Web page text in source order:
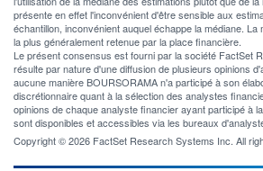
présente en effet l'inconvénient d'être sensible aux
échantillon, inconvénient auquel échappe la médiane.
la plus généralement retenue par la place financière.
Le présent consensus est fourni par la société FactSet
résulte par nature d'une diffusion de plusieurs opinions
aucune manière BOURSORAMA n'a participé à son
discrétionnaire quant à la sélection des analystes
opinions de chaque analyste financier ayant participé à
sont disponibles et accessibles via les bureaux
Copyright © 2026 FactSet Research Systems Inc. All